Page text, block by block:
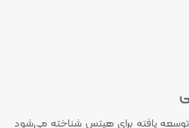
توسعه‌ یافته برای هیتس شناخته می‌شود